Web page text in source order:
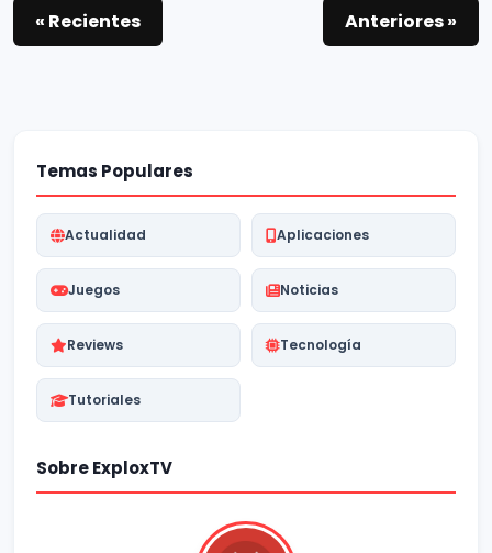
« Recientes Anteriores »
Temas Populares
Actualidad Aplicaciones
Juegos Noticias
Reviews Tecnología
Tutoriales
Sobre ExploxTV